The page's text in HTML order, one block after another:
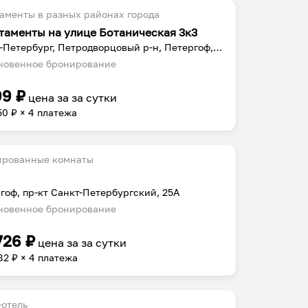
в разных районах города
на улице Ботаническая 3к3
Санкт-Петербург, Петродворцовый р-н, Петергоф, Ботаническая ул., 3к3
бронирование
₽ цена заза сутки
₽ × 4 платежа
комнаты
пр-кт Санкт-Петербургский, 25А
бронирование
₽ цена заза сутки
₽ × 4 платежа